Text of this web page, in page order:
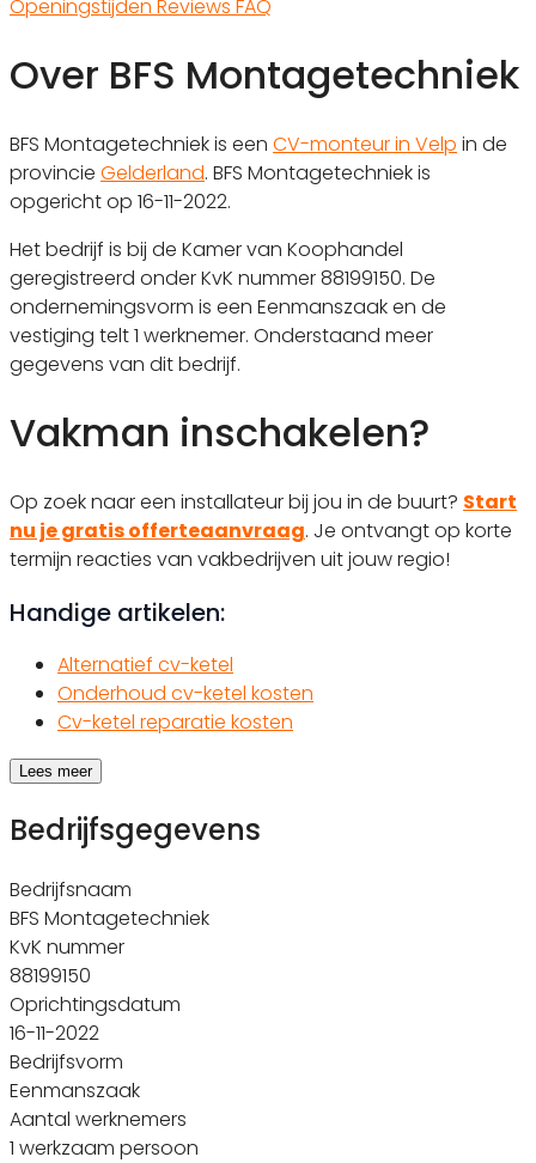
Openingstijden Reviews FAQ
Over BFS Montagetechniek
BFS Montagetechniek is een CV-monteur in Velp in de
provincie Gelderland. BFS Montagetechniek is
opgericht op 16-11-2022.
Het bedrijf is bij de Kamer van Koophandel
geregistreerd onder KvK nummer 88199150. De
ondernemingsvorm is een Eenmanszaak en de
vestiging telt 1 werknemer. Onderstaand meer
gegevens van dit bedrijf.
Vakman inschakelen?
Op zoek naar een installateur bij jou in de buurt? Start
nu je gratis offerteaanvraag. Je ontvangt op korte
termijn reacties van vakbedrijven uit jouw regio!
Handige artikelen:
Alternatief cv-ketel
Onderhoud cv-ketel kosten
Cv-ketel reparatie kosten
Lees meer
Bedrijfsgegevens
Bedrijfsnaam
BFS Montagetechniek
KvK nummer
88199150
Oprichtingsdatum
16-11-2022
Bedrijfsvorm
Eenmanszaak
Aantal werknemers
1 werkzaam persoon